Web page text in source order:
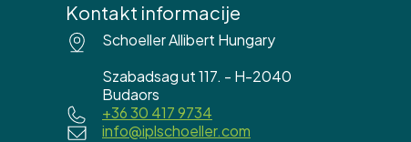
Kontakt informacije
Schoeller Allibert Hungary
Szabadsag ut 117. - H-2040
Budaors
+36 30 417 9734
info@iplschoeller.com